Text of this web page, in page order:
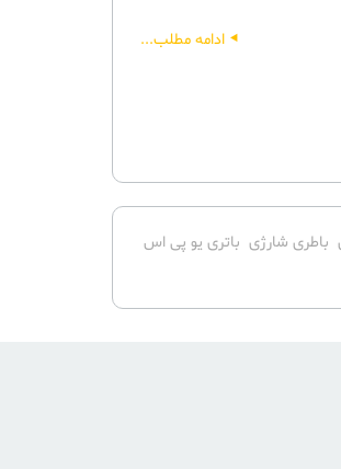
ادامه مطلب...
باطری شارژی باتری یو پی اس